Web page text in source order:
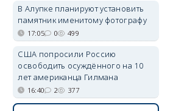
В Алупке планируют установить
памятник именитому фотографу
17:05 0 499
США попросили Россию
освободить осуждённого на 10
лет американца Гилмана
16:40 2 377